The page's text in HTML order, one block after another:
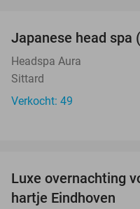
Japanese head spa
Headspa Aura
Sittard
Verkocht: 49
Luxe overnachting
hartje Eindhoven